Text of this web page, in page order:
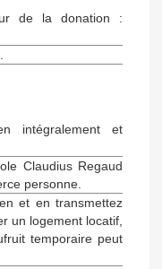
de la donation :
intégralement et
Claudius Regaud
personne.
et en transmettez
un logement locatif,
temporaire peut